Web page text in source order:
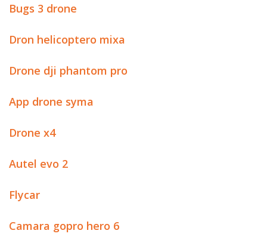
Bugs 3 drone
Dron helicoptero mixa
Drone dji phantom pro
App drone syma
Drone x4
Autel evo 2
Flycar
Camara gopro hero 6